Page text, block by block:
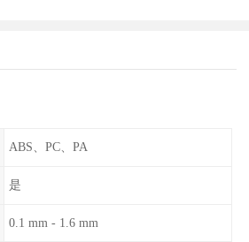
ABS、PC、PA
是
0.1 mm - 1.6 mm